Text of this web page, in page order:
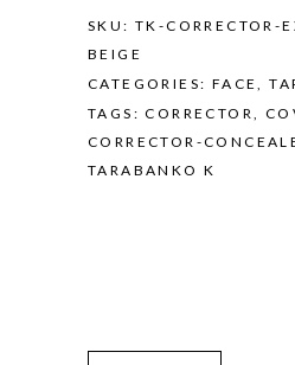
SKU: TK-CORRECTOR-
BEIGE
CATEGORIES: FACE,
TAGS:CORRECTOR,
CORRECTOR-
TARABANKO K